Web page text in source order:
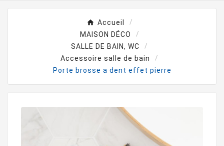
Accueil
MAISON DÉCO
SALLE DE BAIN, WC
Accessoire salle de bain
Porte brosse a dent effet pierre